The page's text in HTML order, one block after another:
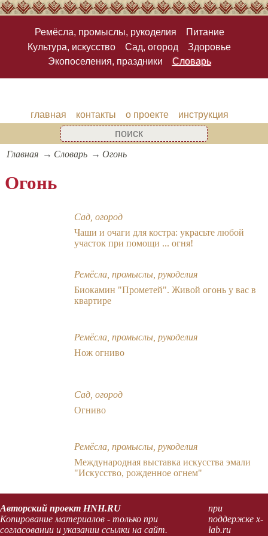
Ремёсла, промыслы, рукоделия
Питание
Культура, искусство
Сад, огород
Здоровье
Экопоселения, праздники
Словарь
главная контакты о проекте инструкция
Главная Словарь Огонь
Огонь
Сад, огород
Чаши и очаги для костра: украсьте любой
участок при помощи ... огня!
Ремёсла, промыслы, рукоделия
Биокамин "Прометей". Живой огонь у вас в
квартире
Ремёсла, промыслы, рукоделия
Нож огниво
Сад, огород
Огниво
Ремёсла, промыслы, рукоделия
Международная выставка искусства эмали
"Искусство, рожденное огнем"
Авторский проект HNH.RU
Копирование материалов - только при
согласовании и указании ссылки на сайт.
при
поддержке x-
lab.ru